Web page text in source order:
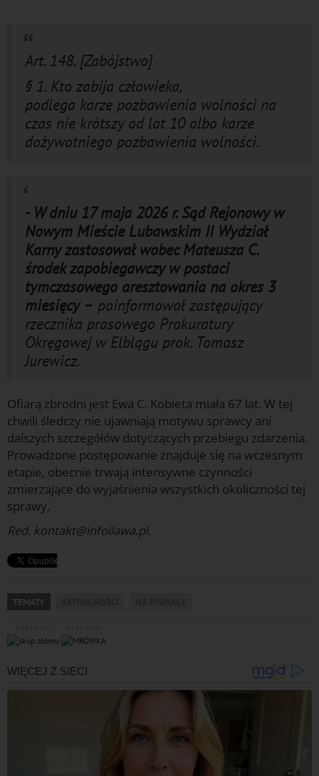
Art. 148. [Zabójstwo]
§ 1. Kto zabija człowieka,
podlega karze pozbawienia wolności na
czas nie krótszy od lat 10 albo karze
dożywotniego pozbawienia wolności.
- W dniu 17 maja 2026 r. Sąd Rejonowy w
Nowym Mieście Lubawskim II Wydział
Karny zastosował wobec Mateusza C.
środek zapobiegawczy w postaci
tymczasowego aresztowania na okres 3
miesięcy – poinformował zastępujący
rzecznika prasowego Prokuratury
Okręgowej w Elblągu prok. Tomasz
Jurewicz.
Ofiarą zbrodni jest Ewa C. Kobieta miała 67 lat. W tej
chwili śledczy nie ujawniają motywu sprawcy ani
dalszych szczegółów dotyczących przebiegu zdarzenia.
Prowadzone postępowanie znajduje się na wczesnym
etapie, obecnie trwają intensywne czynności
zmierzające do wyjaśnienia wszystkich okoliczności tej
sprawy.
Red. kontakt@infoilawa.pl.
TEMATY